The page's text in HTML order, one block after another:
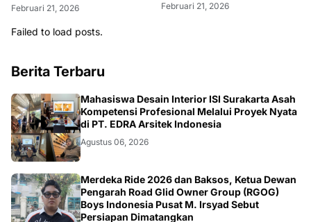
Februari 21, 2026
Failed to load posts.
Berita Terbaru
NASIONAL
Mahasiswa Desain Interior ISI Surakarta Asah
Kompetensi Profesional Melalui Proyek Nyata
di PT. EDRA Arsitek Indonesia
Agustus 06, 2026
NASIONAL
Merdeka Ride 2026 dan Baksos, Ketua Dewan
Pengarah Road Glid Owner Group (RGOG)
Boys Indonesia Pusat M. Irsyad Sebut
Persiapan Dimatangkan